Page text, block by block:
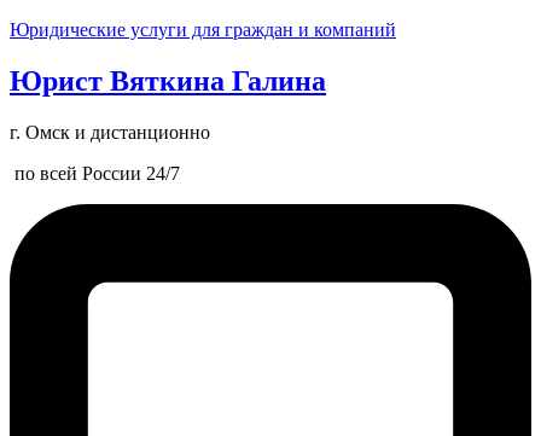
Юридические услуги для граждан и компаний
Юрист Вяткина Галина
г. Омск и дистанционно
по всей России 24/7